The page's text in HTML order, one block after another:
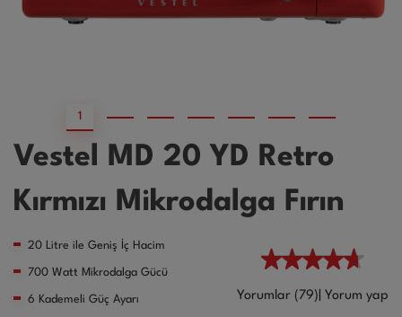
1
Vestel MD 20 YD Retro
Kırmızı Mikrodalga Fırın
20 Litre ile Geniş İç Hacim
700 Watt Mikrodalga Gücü
6 Kademeli Güç Ayarı Yorumlar (79) Yorum yap